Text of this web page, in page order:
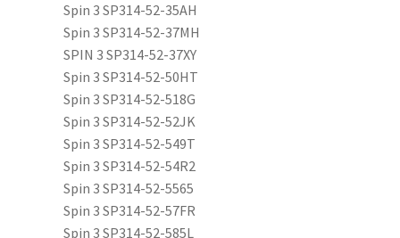
Spin 3 SP314-52-35AH
Spin 3 SP314-52-37MH
SPIN 3 SP314-52-37XY
Spin 3 SP314-52-50HT
Spin 3 SP314-52-518G
Spin 3 SP314-52-52JK
Spin 3 SP314-52-549T
Spin 3 SP314-52-54R2
Spin 3 SP314-52-5565
Spin 3 SP314-52-57FR
Spin 3 SP314-52-585L